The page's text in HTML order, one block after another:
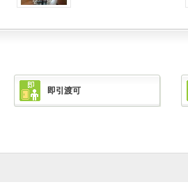
即引渡可